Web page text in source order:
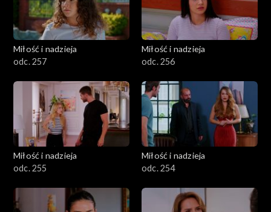
Miłość i nadzieja
odc. 257
Miłość i nadzieja
odc. 256
Miłość i nadzieja
odc. 255
Miłość i nadzieja
odc. 254